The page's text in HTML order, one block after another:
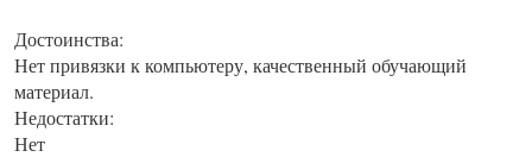
Достоинства:
Нет привязки к компьютеру, качественный обучающий
материал.
Недостатки:
Нет